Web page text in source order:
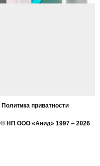
Политика приватности
© НП ООО «Анид» 1997 ‒ 2026